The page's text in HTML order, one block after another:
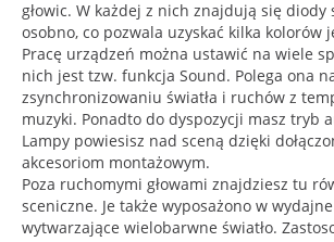
głowic. W każdej z nich znajdują się diody
osobno, co pozwala uzyskać kilka kolorów
Pracę urządzeń można ustawić na wiele
nich jest tzw. funkcja Sound. Polega ona
zsynchronizowaniu światła i ruchów z
muzyki. Ponadto do dyspozycji masz tryb
Lampy powiesisz nad sceną dzięki
akcesoriom montażowym.
Poza ruchomymi głowami znajdziesz tu
sceniczne. Je także wyposażono w
wytwarzające wielobarwne światło.